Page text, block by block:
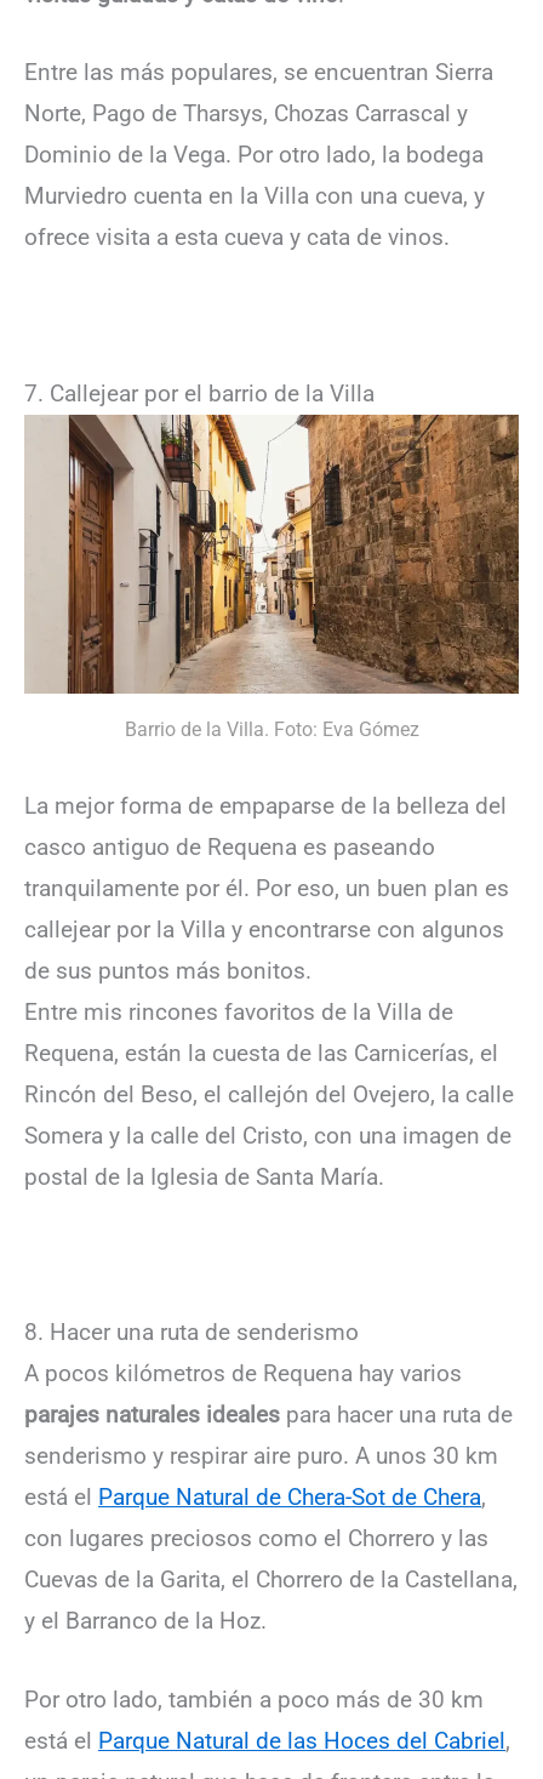
Entre las más populares, se encuentran Sierra
Norte, Pago de Tharsys, Chozas Carrascal y
Dominio de la Vega. Por otro lado, la bodega
Murviedro cuenta en la Villa con una cueva, y
ofrece visita a esta cueva y cata de vinos.
7. Callejear por el barrio de la Villa
Barrio de la Villa. Foto: Eva Gómez
La mejor forma de empaparse de la belleza del
casco antiguo de Requena es paseando
tranquilamente por él. Por eso, un buen plan es
callejear por la Villa y encontrarse con algunos
de sus puntos más bonitos.
Entre mis rincones favoritos de la Villa de
Requena, están la cuesta de las Carnicerías, el
Rincón del Beso, el callejón del Ovejero, la calle
Somera y la calle del Cristo, con una imagen de
postal de la Iglesia de Santa María.
8. Hacer una ruta de senderismo
A pocos kilómetros de Requena hay varios
parajes naturales ideales para hacer una ruta de
senderismo y respirar aire puro. A unos 30 km
está el Parque Natural de Chera-Sot de Chera,
con lugares preciosos como el Chorrero y las
Cuevas de la Garita, el Chorrero de la Castellana,
y el Barranco de la Hoz.
Por otro lado, también a poco más de 30 km
está el Parque Natural de las Hoces del Cabriel,